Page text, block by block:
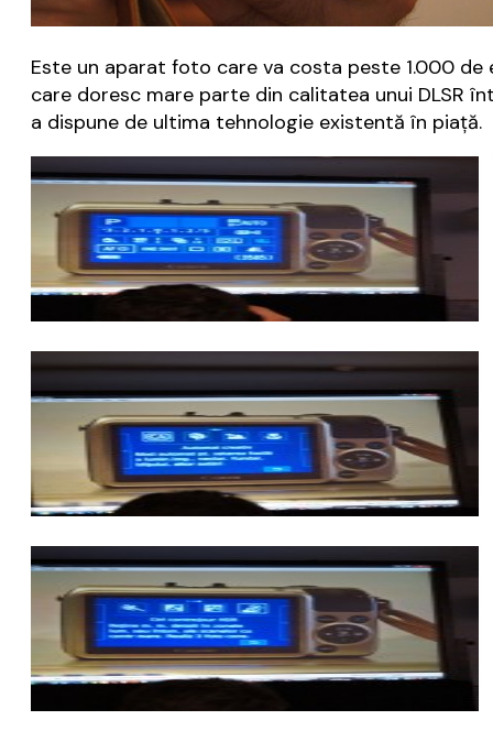
Este un aparat foto care va costa peste 1.000
care doresc mare parte din calitatea unui DLSR
a dispune de ultima tehnologie existentă în piață.